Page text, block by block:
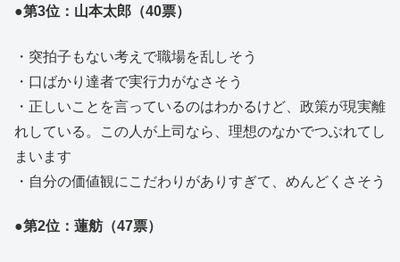
●第3位：山本太郎（40票）
・突拍子もない考えで職場を乱しそう
・口ばかり達者で実行力がなさそう
・正しいことを言っているのはわかるけど、政策が現実離
れしている。この人が上司なら、理想のなかでつぶれてし
まいます
・自分の価値観にこだわりがありすぎて、めんどくさそう
●第2位：蓮舫（47票）